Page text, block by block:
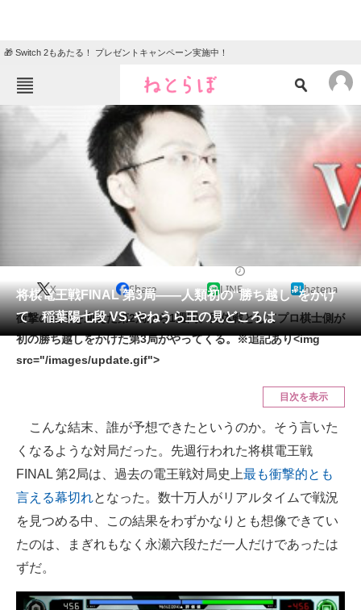
🎁 Switch 2もあたる！ プレゼントキャンペーン実施中！
ねとらぼメニュー
ニュース
クイズ
地域
教育・育児
リサーチ
会員記事
メディア
注目記事を集めた総合ページ
スマホと通信の最新トレンド
進化するPCとデバイスの未来
好きが集まる 比べて選べる
AI活用のいまが分かる
企業ITのトレンドを詳説
将棋電王戦FINAL 第3局――人類初の“勝ち越し”をかけ
て 稲葉陽七段 VS. やねうら王の見どころは
X Share LINE hatena
衝撃の結末を迎えた第2局から1週間。団体戦としてプロ棋士側が
初の勝ち越しをかけた第3局がやってくる。※追記あり<img
src="/images/update.gif">
目次を表示
こんな結末、誰が予想できたというのか。そう言いた
くなるような対局だった。先週行われた将棋電王戦
FINAL 第2局は、過去の電王戦対局史上最も衝撃的とも
言える幕切れとなった。数十万人がリアルタイムで戦況
を見つめる中、この結果をわずかなりとも想像できてい
たのは、まぎれもなく永瀬六段ただ一人だけであったは
ずだ。